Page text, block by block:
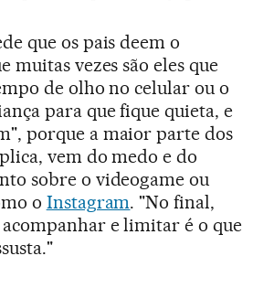
que os pais deem o
muitas vezes são eles que
de olho no celular ou o
para que fique quieta, e
porque a maior parte dos
vem do medo e do
sobre o videogame ou
o Instagram. "No final,
e limitar é o que